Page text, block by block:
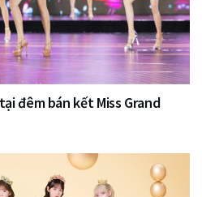
đêm bán kết Miss Grand